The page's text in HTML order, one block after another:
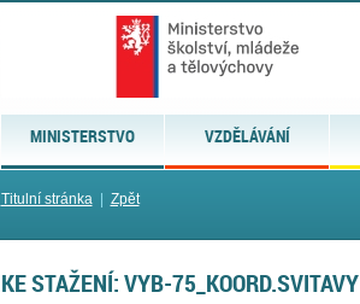
MINISTERSTVO VZDĚLÁVÁNÍ
Titulní stránka| Zpět
KE STAŽENÍ: VYB-75_KOORD.SVITAVY